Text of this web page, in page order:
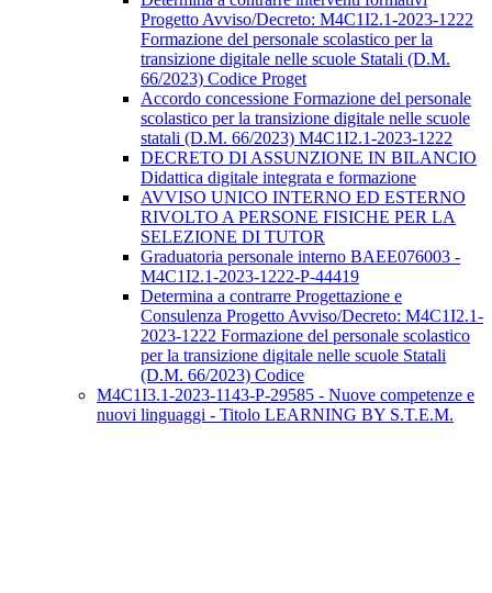
Progetto Avviso/Decreto: M4C1I2.1-2023-1222
Formazione del personale scolastico per la
transizione digitale nelle scuole Statali (D.M.
66/2023) Codice Proget
Accordo concessione Formazione del personale
scolastico per la transizione digitale nelle scuole
statali (D.M. 66/2023) M4C1I2.1-2023-1222
DECRETO DI ASSUNZIONE IN BILANCIO
Didattica digitale integrata e formazione
AVVISO UNICO INTERNO ED ESTERNO
RIVOLTO A PERSONE FISICHE PER LA
SELEZIONE DI TUTOR
Graduatoria personale interno BAEE076003 -
M4C1I2.1-2023-1222-P-44419
Determina a contrarre Progettazione e
Consulenza Progetto Avviso/Decreto: M4C1I2.1-
2023-1222 Formazione del personale scolastico
per la transizione digitale nelle scuole Statali
(D.M. 66/2023) Codice
M4C1I3.1-2023-1143-P-29585 - Nuove competenze e
nuovi linguaggi - Titolo LEARNING BY S.T.E.M.